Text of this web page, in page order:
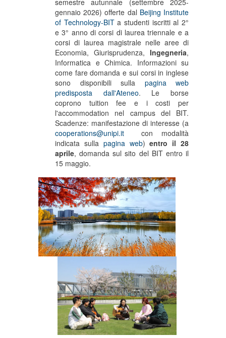
semestre autunnale (settembre 2025-
gennaio 2026) offerte dal Beijing Institute
of Technology-BITa studenti iscritti al 2°
e 3° anno di corsi di laurea triennale e a
corsi di laurea magistrale nelle aree di
Economia, Giurisprudenza, Ingegneria,
Informatica e Chimica. Informazioni su
come fare domanda e sui corsi in inglese
sono disponibili sulla pagina web
predisposta dall'Ateneo. Le borse
coprono tuition fee e i costi per
l'accommodation nel campus del BIT.
Scadenze: manifestazione di interesse (a
cooperations@unipi.it con modalità
indicata sulla pagina web)entro il 28
aprile, domanda sul sito del BIT entro il
15 maggio.